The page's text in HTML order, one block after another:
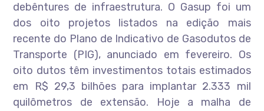
debêntures de infraestrutura. O Gasup foi um
dos oito projetos listados na edição mais
recente do Plano de Indicativo de Gasodutos de
Transporte (PIG), anunciado em fevereiro. Os
oito dutos têm investimentos totais estimados
em R$ 29,3 bilhões para implantar 2.333 mil
quilômetros de extensão. Hoje a malha de